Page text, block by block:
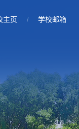
主页 / 学校邮箱